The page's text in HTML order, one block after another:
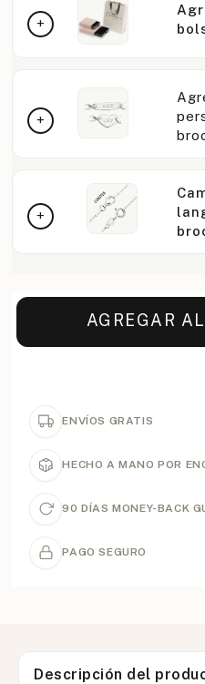
AGREGAR
ENVÍOS GRATIS
HECHO A MANO POR
90 DÍAS MONEY-BACK
PAGO SEGURO
Descripción del